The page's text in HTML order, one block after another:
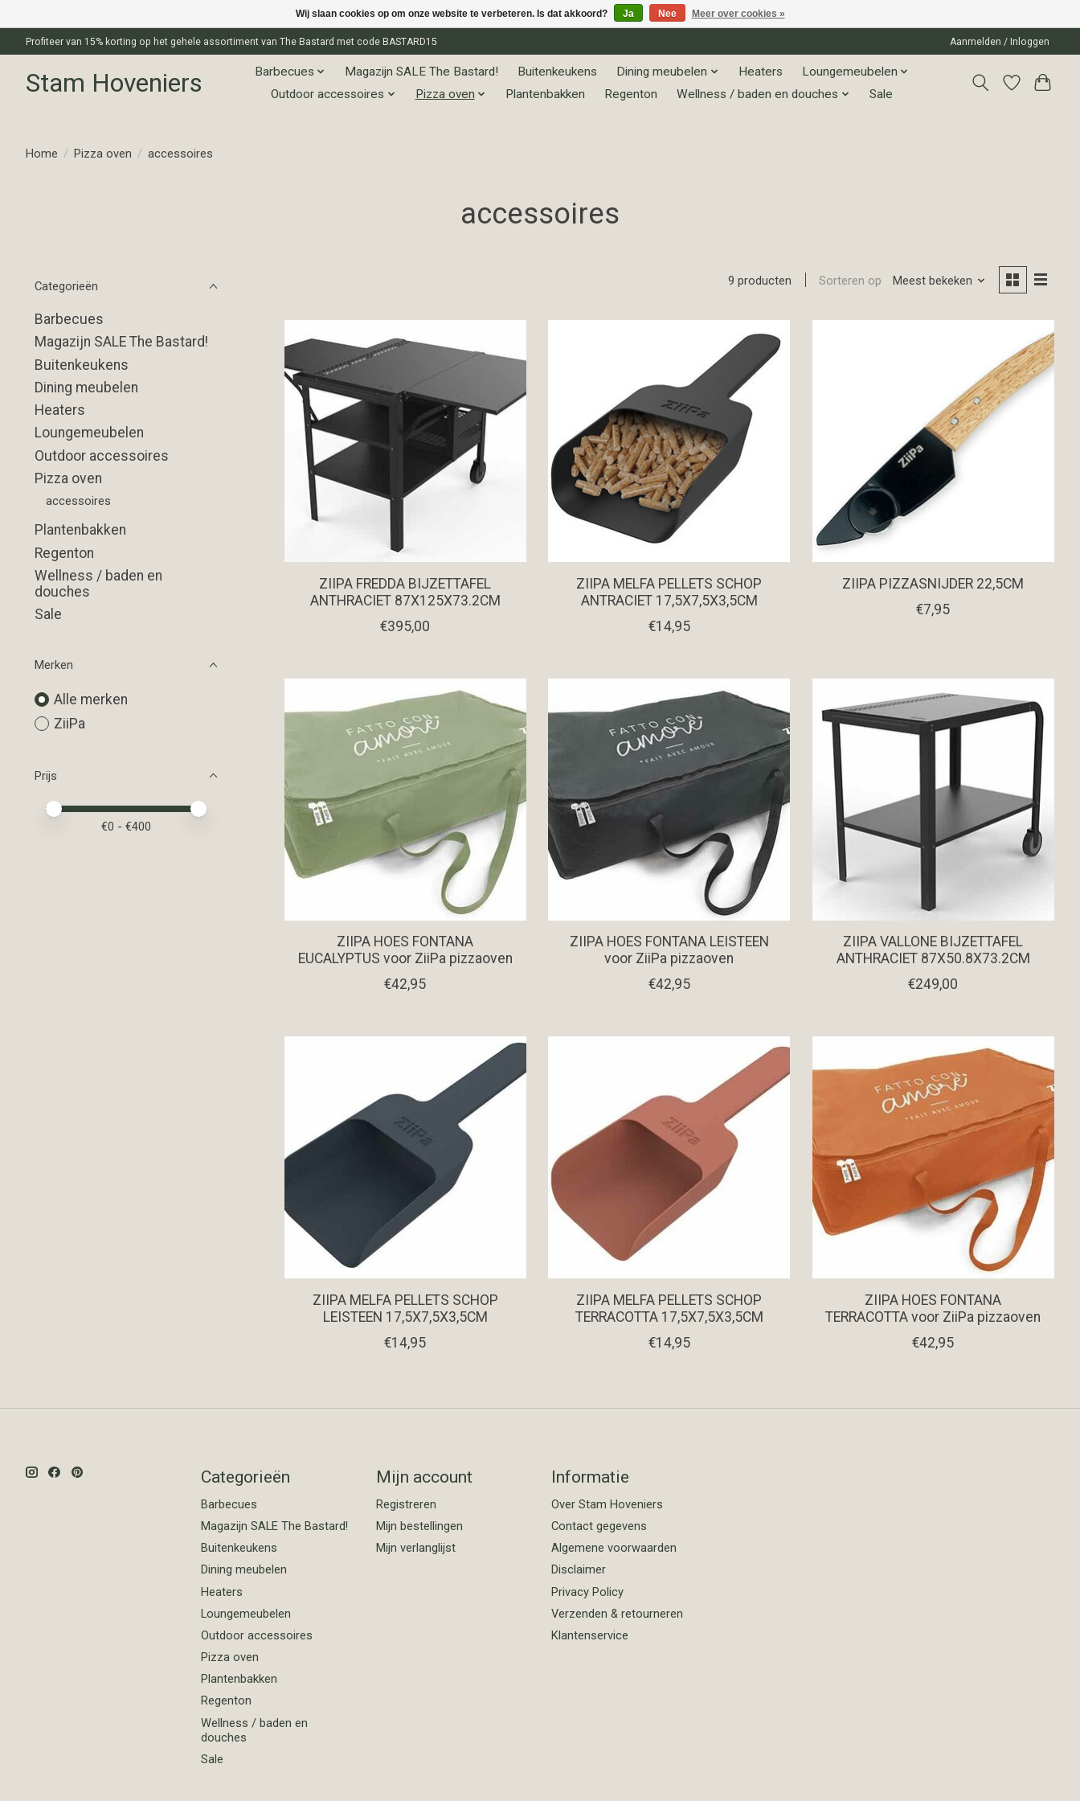
Profiteer van 15% korting op het gehele assortiment van The Bastard met code BASTARD15 Aanmelden / Inloggen
Stam Hoveniers Barbecues Magazijn SALE The Bastard! Buitenkeukens Dining meubelen Heaters
Loungemeubelen
Outdoor accessoires
Pizza oven Plantenbakken Regenton Wellness / baden en douches Sale
Home / Pizza oven / accessoires
accessoires
Categorieën
Barbecues
Magazijn SALE The Bastard!
Buitenkeukens
Dining meubelen
Heaters
Loungemeubelen
Outdoor accessoires
Pizza oven
accessoires
Plantenbakken
Regenton
Wellness / baden en
douches
Sale
Merken
Alle merken
ZiiPa
Prijs
Minimale prijswaarde
Price maximum value
€0 - €400
9 producten Sorteren op Meest bekeken
ZIIPA FREDDA BIJZETTAFEL
ANTHRACIET 87X125X73.2CM
€395,00
ZIIPA MELFA PELLETS SCHOP
ANTRACIET 17,5X7,5X3,5CM
€14,95
ZIIPA PIZZASNIJDER 22,5CM
€7,95
ZIIPA HOES FONTANA
EUCALYPTUS voor ZiiPa pizzaoven
€42,95
ZIIPA HOES FONTANA LEISTEEN
voor ZiiPa pizzaoven
€42,95
ZIIPA VALLONE BIJZETTAFEL
ANTHRACIET 87X50.8X73.2CM
€249,00
ZIIPA MELFA PELLETS SCHOP
LEISTEEN 17,5X7,5X3,5CM
€14,95
ZIIPA MELFA PELLETS SCHOP
TERRACOTTA 17,5X7,5X3,5CM
€14,95
ZIIPA HOES FONTANA
TERRACOTTA voor ZiiPa pizzaoven
€42,95
Categorieën
Barbecues
Magazijn SALE The Bastard!
Buitenkeukens
Dining meubelen
Heaters
Loungemeubelen
Outdoor accessoires
Pizza oven
Plantenbakken
Regenton
Wellness / baden en
douches
Sale
Mijn account
Registreren
Mijn bestellingen
Mijn verlanglijst
Informatie
Over Stam Hoveniers
Contact gegevens
Algemene voorwaarden
Disclaimer
Privacy Policy
Verzenden & retourneren
Klantenservice
Wij slaan cookies op om onze website te verbeteren. Is dat akkoord? Ja Nee Meer over cookies »